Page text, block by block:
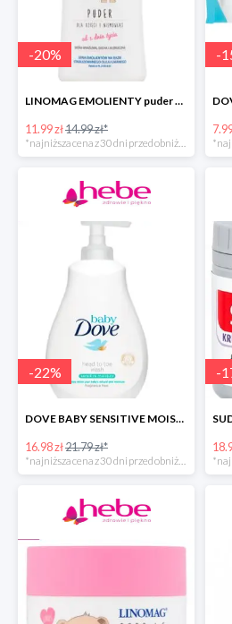
-20%
LINOMAG EMOLIENTY puder dla dzieci i niemowląt od 1. dnia życia -40%
11.99 zł14.99 zł*
*najniższa cena z 30 dni przed obniżką
-
-22%
DOVE BABY SENSITIVE MOISTURE emulsja do mycia ciała i włosów -40%
16.98 zł21.79 zł*
-